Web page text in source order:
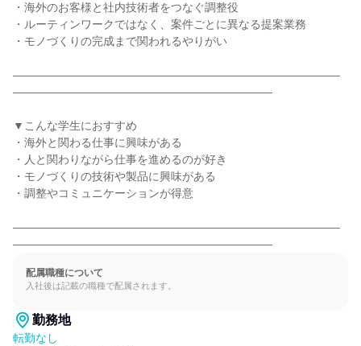
・海外のお客様と社内技術者をつなぐ調整役
・ルーティンワークではなく、案件ごとに異なる提案業務
・モノづくりの完成まで関われるやりがい
―――――――――――――――――――――――――――――
―――――――――――――――――――――――
▼こんな学生におすすめ
・海外と関わる仕事に興味がある
・人と関わりながら仕事を進めるのが好き
・モノづくりの技術や製品に興味がある
・調整やコミュニケーションが得意
―――――――――――――――――――――――――――――
―――――――――――――――――――――――
配属職種について
入社後は記載の職種で配属されます。
勤務地
転勤なし